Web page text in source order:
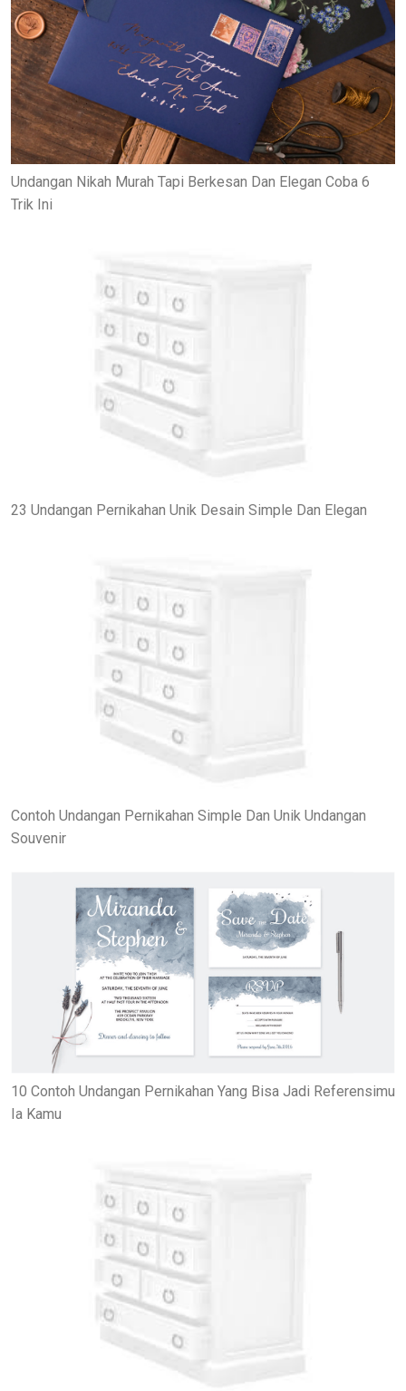
Undangan Nikah Murah Tapi Berkesan Dan Elegan Coba 6
Trik Ini
23 Undangan Pernikahan Unik Desain Simple Dan Elegan
Contoh Undangan Pernikahan Simple Dan Unik Undangan
Souvenir
10 Contoh Undangan Pernikahan Yang Bisa Jadi Referensimu
Ia Kamu